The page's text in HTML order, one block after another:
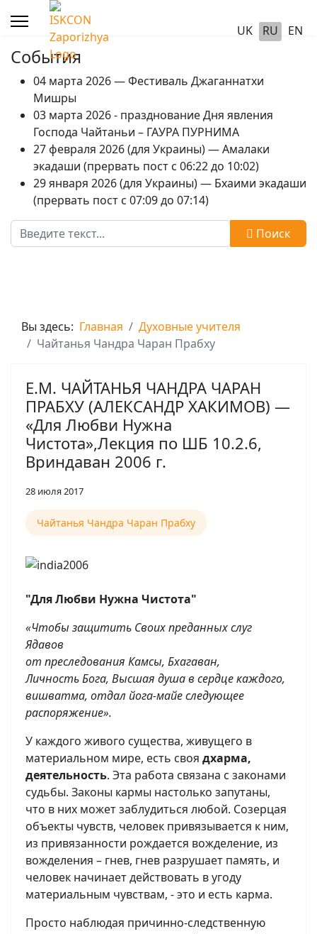
UK RU EN
События
04 марта 2026 — Фестиваль Джаганнатхи
Мишры
03 марта 2026 - празднование Дня явления
Господа Чайтаньи – ГАУРА ПУРНИМА
27 февраля 2026 (для Украины) — Амалаки
экадаши (прервать пост с 06:22 до 10:02)
29 января 2026 (для Украины) — Бхаими экадаши
(прервать пост с 07:09 до 07:14)
Поиск
Поиск
Вы здесь: Главная
Духовные учителя
Чайтанья Чандра Чаран Прабху
Е.М. ЧАЙТАНЬЯ ЧАНДРА ЧАРАН
ПРАБХУ (АЛЕКСАНДР ХАКИМОВ) —
«Для Любви Нужна
Чистота»,Лекция по ШБ 10.2.6,
Вриндаван 2006 г.
28 июля 2017
Чайтанья Чандра Чаран Прабху
"Для Любви Нужна Чистота"
«Чтобы защитить Своих преданных слуг
Ядавов
от преследования Камсы, Бхагаван,
Личность Бога, Высшая душа в сердце каждого,
вишватма, отдал йога-майе следующее
распоряжение».
У каждого живого существа, живущего в
материальном мире, есть своя дхарма,
деятельность. Эта работа связана с законами
судьбы. Законы кармы настолько запутаны,
что в них может заблудиться любой. Созерцая
объекты чувств, человек привязывается к ним,
из привязанности рождается вожделение, из
вожделения – гнев, гнев разрушает память, и
человек начинает действовать в угоду
материальным чувствам, - это и есть карма.
Просто наблюдая причинно-следственную